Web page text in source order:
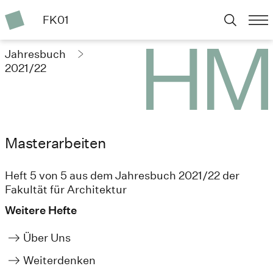
FK01
Jahresbuch
2021/22
Masterarbeiten
Heft 5 von 5 aus dem Jahresbuch 2021/22 der
Fakultät für Architektur
Weitere Hefte
Über Uns
Weiterdenken